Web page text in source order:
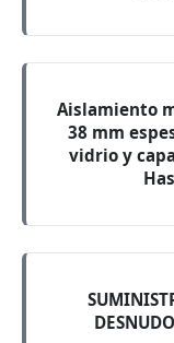
Aislamiento
38 mm
vidrio y